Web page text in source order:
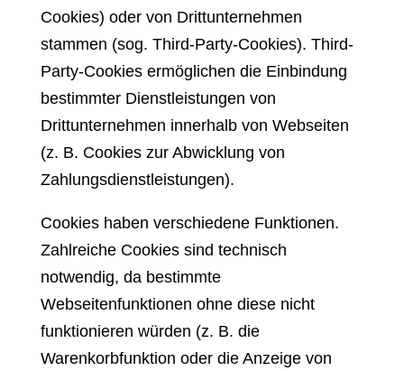
Cookies) oder von Drittunternehmen
stammen (sog. Third-Party-Cookies). Third-
Party-Cookies ermöglichen die Einbindung
bestimmter Dienstleistungen von
Drittunternehmen innerhalb von Webseiten
(z. B. Cookies zur Abwicklung von
Zahlungsdienstleistungen).
Cookies haben verschiedene Funktionen.
Zahlreiche Cookies sind technisch
notwendig, da bestimmte
Webseitenfunktionen ohne diese nicht
funktionieren würden (z. B. die
Warenkorbfunktion oder die Anzeige von